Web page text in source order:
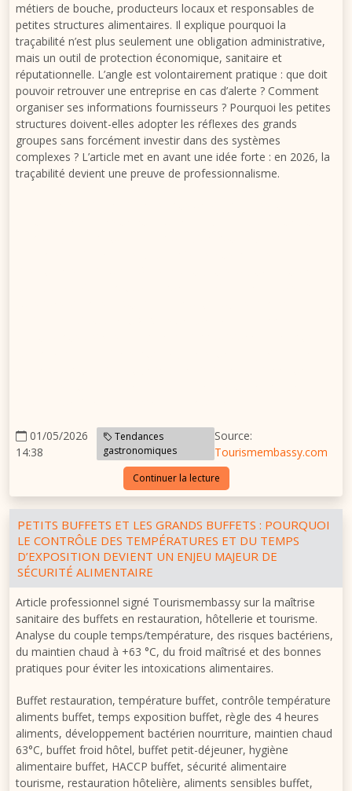
métiers de bouche, producteurs locaux et responsables de
petites structures alimentaires. Il explique pourquoi la
traçabilité n’est plus seulement une obligation administrative,
mais un outil de protection économique, sanitaire et
réputationnelle. L’angle est volontairement pratique : que doit
pouvoir retrouver une entreprise en cas d’alerte ? Comment
organiser ses informations fournisseurs ? Pourquoi les petites
structures doivent-elles adopter les réflexes des grands
groupes sans forcément investir dans des systèmes
complexes ? L’article met en avant une idée forte : en 2026, la
traçabilité devient une preuve de professionnalisme.
01/05/2026
14:38
Tendances
gastronomiques
Source:
Tourismembassy.com
Continuer la lecture
PETITS BUFFETS ET LES GRANDS BUFFETS : POURQUOI
LE CONTRÔLE DES TEMPÉRATURES ET DU TEMPS
D’EXPOSITION DEVIENT UN ENJEU MAJEUR DE
SÉCURITÉ ALIMENTAIRE
Article professionnel signé Tourismembassy sur la maîtrise
sanitaire des buffets en restauration, hôtellerie et tourisme.
Analyse du couple temps/température, des risques bactériens,
du maintien chaud à +63 °C, du froid maîtrisé et des bonnes
pratiques pour éviter les intoxications alimentaires.
Buffet restauration, température buffet, contrôle température
aliments buffet, temps exposition buffet, règle des 4 heures
aliments, développement bactérien nourriture, maintien chaud
63°C, buffet froid hôtel, buffet petit-déjeuner, hygiène
alimentaire buffet, HACCP buffet, sécurité alimentaire
tourisme, restauration hôtelière, aliments sensibles buffet,